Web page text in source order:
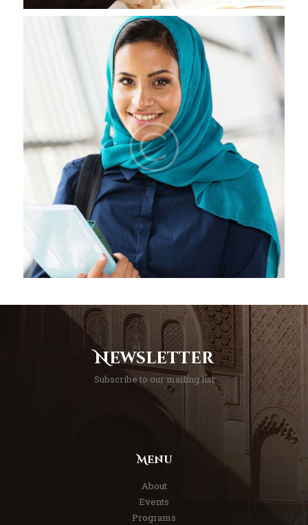
Newsletter
Subscribe to our mailing list
Menu
About
Events
Programs